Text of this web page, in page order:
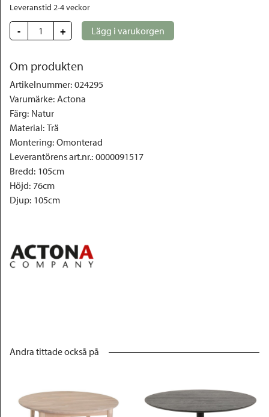
Leveranstid 2-4 veckor
- + Lägg i varukorgen
Om produkten
Artikelnummer: 024295
Varumärke: Actona
Färg: Natur
Material: Trä
Montering: Omonterad
Leverantörens art.nr.: 0000091517
Bredd: 105cm
Höjd: 76cm
Djup: 105cm
Andra tittade också på